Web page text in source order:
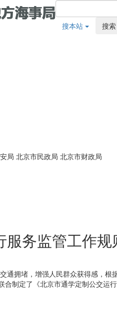
搜本站 搜索
局 北京市民政局 北京市财政局
务监管工作
拥堵，增强人民群众获得感，
制定了《北京市通学定制公交